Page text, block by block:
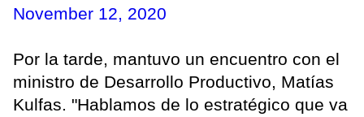
November 12, 2020
Por la tarde, mantuvo un encuentro con el
ministro de Desarrollo Productivo, Matías
Kulfas. "Hablamos de lo estratégico que va